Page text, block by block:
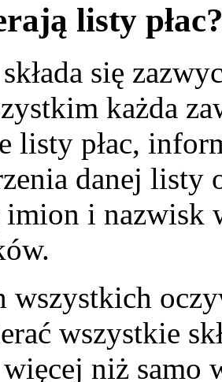
listy
się
każda
listy płac,
danej listy
imion i nazwisk
wszystkich
wszystkie
niż samo